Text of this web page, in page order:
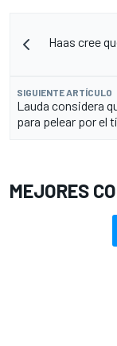
Haas cree
SIGUIENTE ARTÍCULO
Lauda considera
para pelear por el
MEJORES